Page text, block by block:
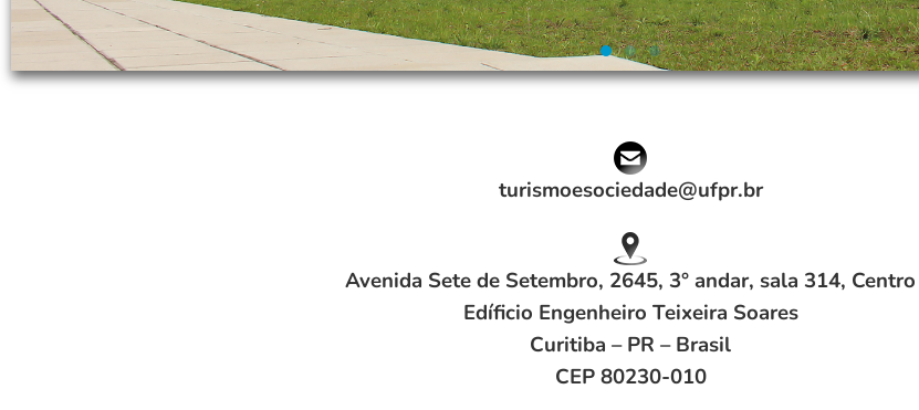
turismoesociedade@ufpr.br
Avenida Sete de Setembro, 2645, 3° andar, sala 314, Centro
Edíficio Engenheiro Teixeira Soares
Curitiba – PR – Brasil
CEP 80230-010